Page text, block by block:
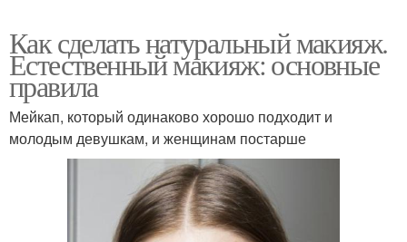
Как сделать натуральный макияж.
Естественный макияж: основные
правила
Мейкап, который одинаково хорошо подходит и
молодым девушкам, и женщинам постарше